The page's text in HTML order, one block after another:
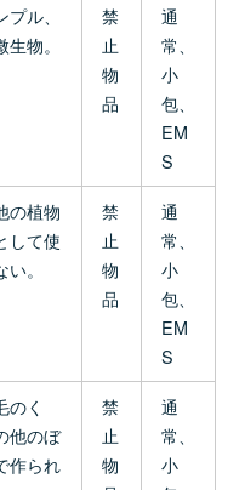
ル、
物。
禁
止
物
品
通
常、
小
包、
EM
S
の植物
して使
。
禁
止
物
品
通
常、
小
包、
EM
S
のく
他のぼ
作られ
禁
止
物
通
常、
小